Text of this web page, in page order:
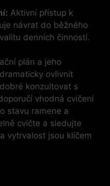
Aktivní přístup k
návrat do běžného
denních činností.
plán a jeho
ovlivnit
konzultovat s
vhodná cvičení
stavu ramene a
cvičte a sledujte
vytrvalost jsou klíčem